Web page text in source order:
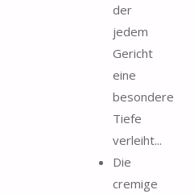
der
jedem
Gericht
eine
besondere
Tiefe
verleiht...
Die
cremige